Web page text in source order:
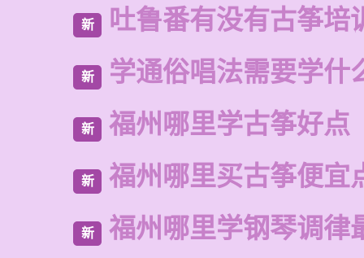
新 吐鲁番有没有古筝培
新 学通俗唱法需要学什
新 福州哪里学古筝好点
新 福州哪里买古筝便宜
新 福州哪里学钢琴调律